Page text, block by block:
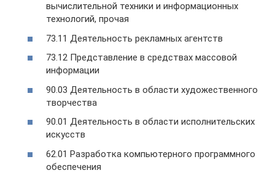
вычислительной техники и информационных
технологий, прочая
73.11 Деятельность рекламных агентств
73.12 Представление в средствах массовой
информации
90.03 Деятельность в области художественного
творчества
90.01 Деятельность в области исполнительских
искусств
62.01 Разработка компьютерного программного
обеспечения